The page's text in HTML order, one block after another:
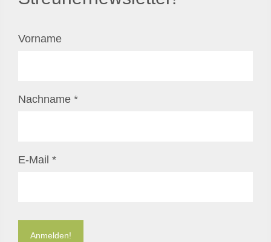
Vorname
Nachname *
E-Mail *